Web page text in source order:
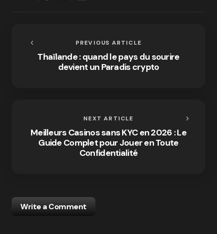
PREVIOUS ARTICLE
Thaïlande : quand le pays du sourire
devient un Paradis crypto
NEXT ARTICLE
Meilleurs Casinos sans KYC en 2026 : Le
Guide Complet pour Jouer en Toute
Confidentialité
Write a Comment